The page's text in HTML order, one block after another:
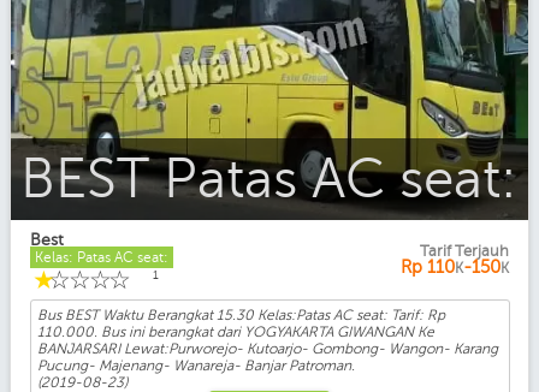
BEST Patas AC seat:
Best
Kelas: Patas AC seat:
☆
☆
☆
☆
☆ 1
Tarif Terjauh
Rp 110K-150K
Bus BEST Waktu Berangkat 15.30 Kelas:Patas AC seat: Tarif: Rp
110.000. Bus ini berangkat dari YOGYAKARTA GIWANGAN Ke
BANJARSARI Lewat:Purworejo- Kutoarjo- Gombong- Wangon- Karang
Pucung- Majenang- Wanareja- Banjar Patroman.
(2019-08-23)